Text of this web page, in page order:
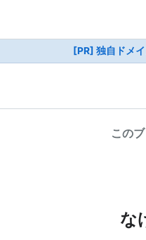
[PR] 独自ドメ
この
な